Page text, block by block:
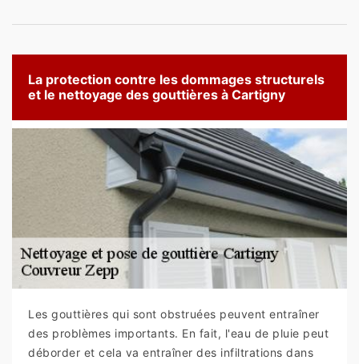
La protection contre les dommages structurels
et le nettoyage des gouttières à Cartigny
Les gouttières qui sont obstruées peuvent entraîner
des problèmes importants. En fait, l'eau de pluie peut
déborder et cela va entraîner des infiltrations dans